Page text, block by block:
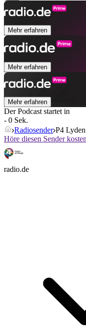
Mehr erfahren
Mehr erfahren
Mehr erfahren
Der Podcast startet in
- 0 Sek.
Radiosender P4
Höre diesen Sender
radio.de